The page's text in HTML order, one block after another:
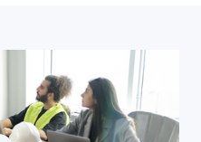
- Presentazione